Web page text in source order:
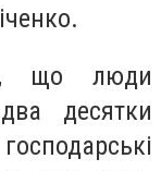
що люди
десятки